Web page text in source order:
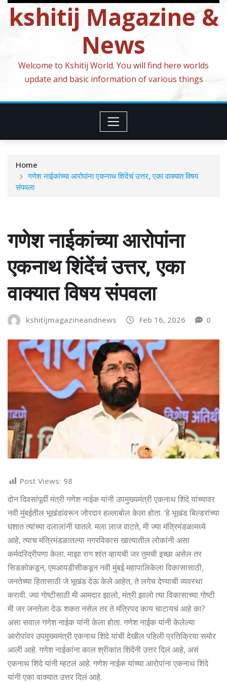
kshitij Magazine &
News
Welcome to Kshitij World. You will find here worlds
update and basic information of various things
Home
गणेश नाईकांच्या आरोपांना एकनाथ शिंदेंचं उत्तर, एका वाक्यात विषय
संपवला
गणेश नाईकांच्या आरोपांना
एकनाथ शिंदेंचं उत्तर, एका
वाक्यात विषय संपवला
kshitijmagazineandnews Feb 16, 2026 0
Post Views: 98
दोन दिवसांपूर्वी मंत्री गणेश नाईक यांनी उपमुख्यमंत्री एकनाथ शिंदे यांच्यावर
नवी मुंबईतील भूखंडांवरून जोरदार हल्लाबोल केला होता. ‘हे भूखंड बिल्डरांच्या
घशात त्यांच्या दलालांनी घातले. मला लाज वाटते, मी ज्या मंत्रिमंडळामध्ये
आहे, त्याच मंत्रिमंडळातल्या नगरविकास खात्यातील लोकांनी असा
कर्मदरिद्रीपणा केला. माझा राग शांत व्हायची जर तुमची इच्छा असेल तर
सिडकोकडून, एमआयडीसीकडून नवी मुंबई महापालिकेला विकासासाठी,
जनतेच्या हितासाठी जे भूखंड देऊ केले आहेत, ते लगेच देण्याची व्यवस्था
करावी. ज्या गोष्टीसाठी मी आमदार झालो, मंत्री झालो त्या विकासाच्या गोष्टी
मी जर जनतेला देऊ शकत नसेल तर ते मंत्रिपद काय चाटायचं आहे का?
असा सवाल गणेश नाईक यांनी केला होता. गणेश नाईक यांनी केलेल्या
आरोपांवर उपमुख्यमंत्री एकनाथ शिंदे यांची देखील पहिली प्रतिक्रिया समोर
आली आहे. गणेश नाईकांना काल श्रीकांत शिंदेंनी उत्तर दिलं आहे, असं
एकनाथ शिंदे यांनी म्हटलं आहे. गणेश नाईक यांच्या आरोपांना एकनाथ शिंदे
यांनी एका वाक्यात उत्तर दिलं आहे.